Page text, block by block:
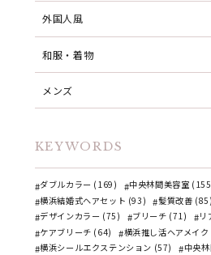
外国人風
和服・着物
メンズ
KEYWORDS
ダブルカラー (169) 中央林間美容室
横浜結婚式ヘアセット (93)
髪質改善 (85)
デザインカラー (75)
ブリーチ (71)
リ
ケアブリーチ (64)
横浜推し活ヘアメイ
横浜シールエクステンション (57)
中央